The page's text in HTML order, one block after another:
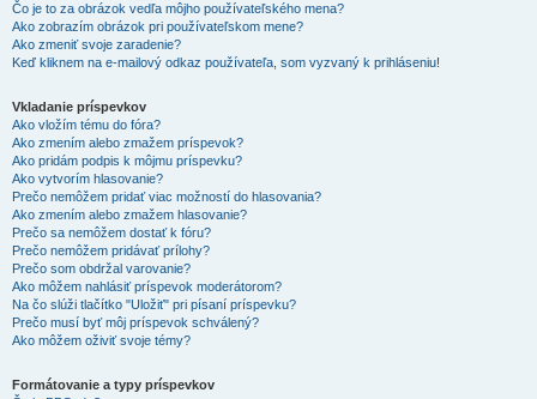
Čo je to za obrázok vedľa môjho používateľského mena?
Ako zobrazím obrázok pri používateľskom mene?
Ako zmeniť svoje zaradenie?
Keď kliknem na e-mailový odkaz používateľa, som vyzvaný k prihláseniu!
Vkladanie príspevkov
Ako vložím tému do fóra?
Ako zmením alebo zmažem príspevok?
Ako pridám podpis k môjmu príspevku?
Ako vytvorím hlasovanie?
Prečo nemôžem pridať viac možností do hlasovania?
Ako zmením alebo zmažem hlasovanie?
Prečo sa nemôžem dostať k fóru?
Prečo nemôžem pridávať prílohy?
Prečo som obdržal varovanie?
Ako môžem nahlásiť príspevok moderátorom?
Na čo slúži tlačítko "Uložiť" pri písaní príspevku?
Prečo musí byť môj príspevok schválený?
Ako môžem oživiť svoje témy?
Formátovanie a typy príspevkov